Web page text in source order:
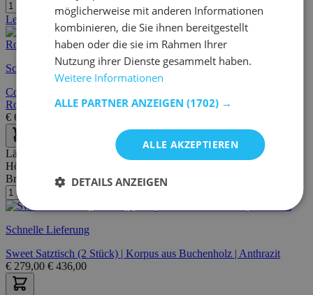
Letzte Stücke
Schnelle Lieferung
Couchtischset Pasadena | Kleiner, mittlerer und großer Tisch |
Rostbraun
€ 67,95
Länge:
Höhe:
Breite/Tiefe:33 cm
Schnelle Lieferung
Sweet Satztisch (2 Stück) | Korpus aus Buchenholz | Anthrazit
€ 279,00 € 436,00
möglicherweise mit anderen Informationen
kombinieren, die Sie ihnen bereitgestellt
haben oder die sie im Rahmen Ihrer
Nutzung ihrer Dienste gesammelt haben.
Weitere Informationen
ALLE PARTNER ANZEIGEN (1702) →
ALLE AKZEPTIEREN
DETAILS ANZEIGEN